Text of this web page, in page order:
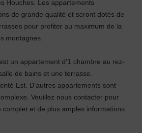
Houches. Les appartements
de grande qualité et seront dotés de
pour profiter au maximum de la
montagnes.
un appartement d'1 chambre au rez-
de bains et une terrasse.
Est. D'autres appartements sont
Veuillez nous contacter pour
et de plus amples informations.